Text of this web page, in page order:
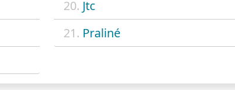
20. Jtc
21. Praliné